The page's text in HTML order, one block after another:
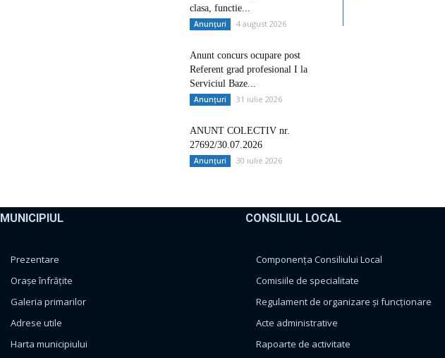
clasa, functie...
Anunțuri 4 august 2026
Anunt concurs ocupare post
Referent grad profesional I la
Serviciul Baze...
Anunțuri 31 iulie 2026
ANUNT COLECTIV nr.
27692/30.07.2026
Anunțuri 30 iulie 2026
MUNICIPIUL
Prezentare
Orașe înfrățite
Galeria primarilor
Adrese utile
Harta municipiului
CONSILIUL LOCAL
Componența Consiliului Local
Comisiile de specialitate
Regulament de organizare și funcționare
Acte administrative
Rapoarte de activitate